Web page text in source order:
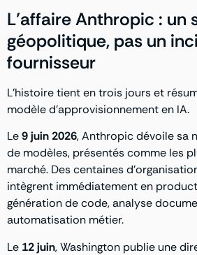
L’affaire Anthropic : un
géopolitique, pas un
fournisseur
L’histoire tient en trois jours et
modèle d’approvisionnement en IA.
Le9 juin 2026, Anthropic dévoile sa
de modèles, présentés comme les
marché. Des centaines
intègrent immédiatement en
génération de code, analyse
automatisation métier.
Le 12 juin, Washington publie une